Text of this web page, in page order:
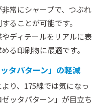
常にシャープで、つぶれ
ることが可能です。
ディテールをリアルに表
る印刷物に最適です。
タパターン」の軽減
り、175線では気になっ
ッタパターン」が目立ち